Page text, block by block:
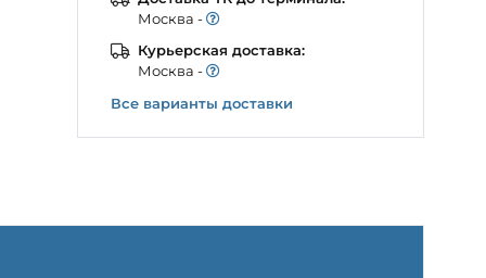
Моcква -
Курьерская доставка:
Моcква -
Все варианты доставки